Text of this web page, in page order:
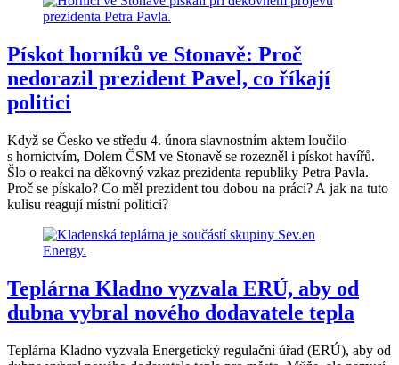
Pískot horníků ve Stonavě: Proč
nedorazil prezident Pavel, co říkají
politici
Když se Česko ve středu 4. února slavnostním aktem loučilo
s hornictvím, Dolem ČSM ve Stonavě se rozezněl i pískot havířů.
Šlo o reakci na děkovný vzkaz prezidenta republiky Petra Pavla.
Proč se pískalo? Co měl prezident tou dobou na práci? A jak na tuto
kulisu reagují místní politici?
Teplárna Kladno vyzvala ERÚ, aby od
dubna vybral nového dodavatele tepla
Teplárna Kladno vyzvala Energetický regulační úřad (ERÚ), aby od